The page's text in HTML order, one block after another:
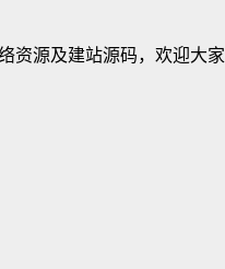
资源及建站源码，欢迎大